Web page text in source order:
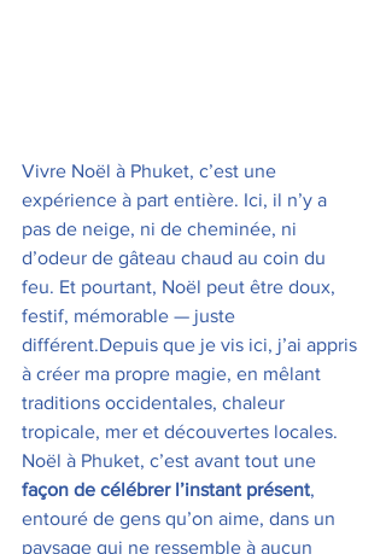
Vivre Noël à Phuket, c’est une
expérience à part entière. Ici, il n’y a
pas de neige, ni de cheminée, ni
d’odeur de gâteau chaud au coin du
feu. Et pourtant, Noël peut être doux,
festif, mémorable — juste
différent.Depuis que je vis ici, j’ai appris
à créer ma propre magie, en mêlant
traditions occidentales, chaleur
tropicale, mer et découvertes locales.
Noël à Phuket, c’est avant tout une
façon de célébrer l’instant présent,
entouré de gens qu’on aime, dans un
paysage qui ne ressemble à aucun